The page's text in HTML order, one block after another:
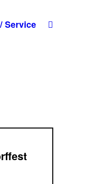
Service